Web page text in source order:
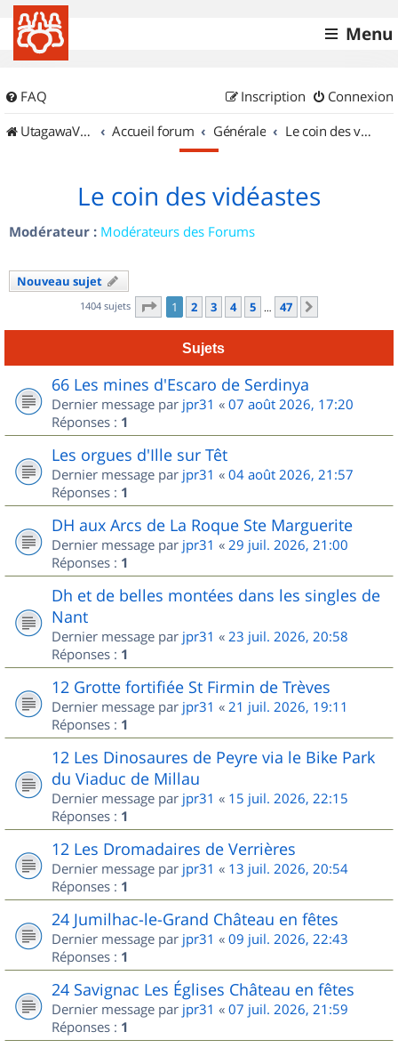
Menu
FAQ Connexion
Inscription
UtagawaVTT (Randos VTT et VTTAE avec traces GPS)
Accueil forum Générale Le coin des vidéastes
Le coin des vidéastes
Modérateur : Modérateurs des Forums
Nouveau sujet
1404 sujets Page 1sur
1 2 3 4 5 … 47
Sujets
66 Les mines d'Escaro de Serdinya
Dernier message par jpr31 « 07 août 2026, 17:20
Réponses : 1
Les orgues d'Ille sur Têt
Dernier message par jpr31 « 04 août 2026, 21:57
Réponses : 1
DH aux Arcs de La Roque Ste Marguerite
Dernier message par jpr31 « 29 juil. 2026, 21:00
Réponses : 1
Dh et de belles montées dans les singles de
Nant
Dernier message par jpr31 « 23 juil. 2026, 20:58
Réponses : 1
12 Grotte fortifiée St Firmin de Trèves
Dernier message par jpr31 « 21 juil. 2026, 19:11
Réponses : 1
12 Les Dinosaures de Peyre via le Bike Park
du Viaduc de Millau
Dernier message par jpr31 « 15 juil. 2026, 22:15
Réponses : 1
12 Les Dromadaires de Verrières
Dernier message par jpr31 « 13 juil. 2026, 20:54
Réponses : 1
24 Jumilhac-le-Grand Château en fêtes
Dernier message par jpr31 « 09 juil. 2026, 22:43
Réponses : 1
24 Savignac Les Églises Château en fêtes
Dernier message par jpr31 « 07 juil. 2026, 21:59
Réponses : 1